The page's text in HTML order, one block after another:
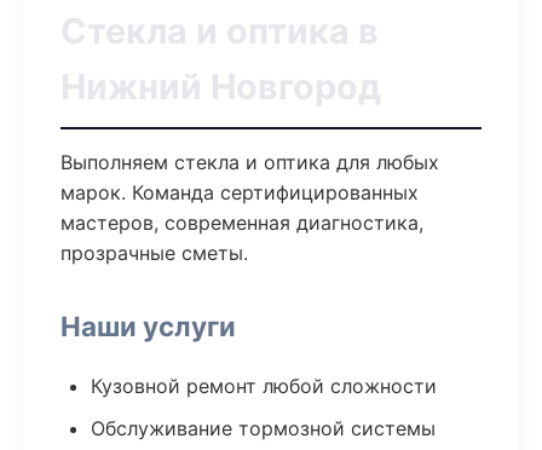
Стекла и оптика в
Нижний Новгород
Выполняем стекла и оптика для любых
марок. Команда сертифицированных
мастеров, современная диагностика,
прозрачные сметы.
Наши услуги
Кузовной ремонт любой сложности
Обслуживание тормозной системы